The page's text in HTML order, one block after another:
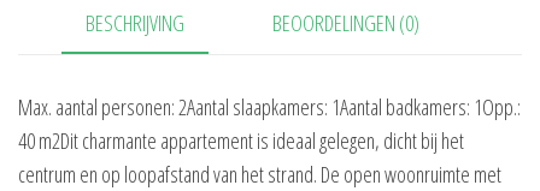
BESCHRIJVING BEOORDELINGEN (0)
Max. aantal personen: 2Aantal slaapkamers: 1Aantal badkamers: 1Opp.:
40 m2Dit charmante appartement is ideaal gelegen, dicht bij het
centrum en op loopafstand van het strand. De open woonruimte met